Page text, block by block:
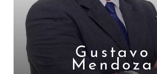
Gustavo
Mendoza